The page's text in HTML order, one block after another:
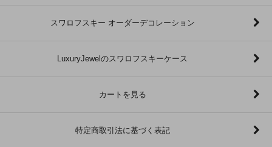
スワロフスキー オーダーデコレーション
LuxuryJewelのスワロフスキーケース
カートを見る
特定商取引法に基づく表記